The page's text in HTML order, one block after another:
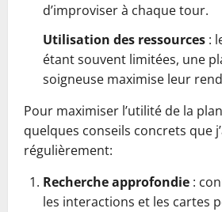
d’improviser à chaque tour.
Utilisation des ressources :
étant souvent limitées, une
soigneuse maximise leur
Pour maximiser l’utilité de la
quelques conseils concrets que
régulièrement:
Recherche approfondie :
les interactions et les cartes